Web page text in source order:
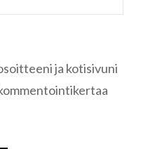
ja kotisivuni